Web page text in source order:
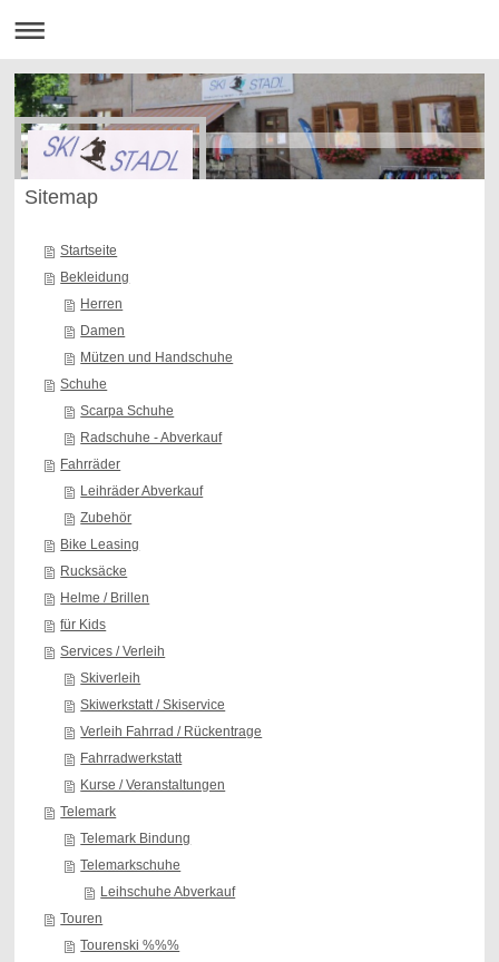
Sitemap
Startseite
Bekleidung
Herren
Damen
Mützen und Handschuhe
Schuhe
Scarpa Schuhe
Radschuhe - Abverkauf
Fahrräder
Leihräder Abverkauf
Zubehör
Bike Leasing
Rucksäcke
Helme / Brillen
für Kids
Services / Verleih
Skiverleih
Skiwerkstatt / Skiservice
Verleih Fahrrad / Rückentrage
Fahrradwerkstatt
Kurse / Veranstaltungen
Telemark
Telemark Bindung
Telemarkschuhe
Leihschuhe Abverkauf
Touren
Tourenski %%%